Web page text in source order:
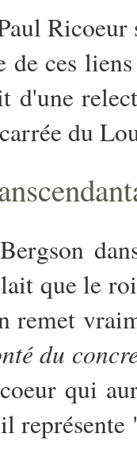
ces
du
que le
remet
du
qui